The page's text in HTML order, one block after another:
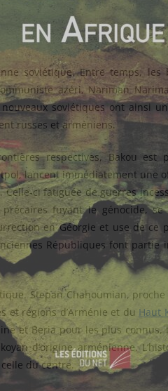
soviétique. Entre temps, les
azéri, Nariman
soviétiques ont ainsi
russes et arméniens.
respectives, Bakou est
lancent immédiatement une
ci fatiguée de guerres
fuyant le génocide,
en Géorgie et use de ce
Républiques font partie
Stepan Chahoumian, proche
et régions d’Arménie et du Haut
et Beria pour les plus connus,
d’origine arménienne.
du centre.